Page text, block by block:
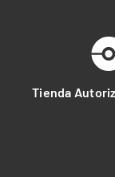
Tienda